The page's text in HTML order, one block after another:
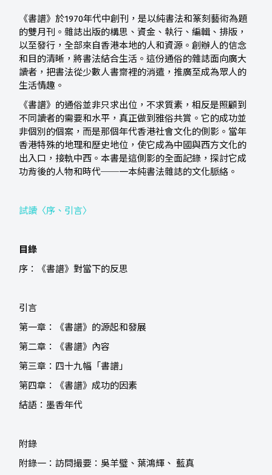
《書譜》於1970年代中創刊，是以純書法和篆刻藝術為題
的雙月刊。雜誌出版的構思、資金、執行、編輯、排版，
以至發行，全部來自香港本地的人和資源。創辦人的信念
和目的清晰，將書法結合生活。這份通俗的雜誌面向廣大
讀者，把書法從少數人書齋裡的消遣，推廣至成為眾人的
生活情趣。
《書譜》的通俗並非只求出位，不求質素，相反是照顧到
不同讀者的需要和水平，真正做到雅俗共賞。它的成功並
非個別的個案，而是那個年代香港社會文化的側影。當年
香港特殊的地理和歷史地位，使它成為中國與西方文化的
出入口，接軌中西。本書是這側影的全面記錄，探討它成
功背後的人物和時代──一本純書法雜誌的文化脈絡。
試讀〈序、引言〉
目錄
序：《書譜》對當下的反思
引言
第一章：《書譜》的源起和發展
第二章：《書譜》內容
第三章：四十九幅「書譜」
第四章：《書譜》成功的因素
結語：墨香年代
附錄
附錄一：訪問撮要：吳羊璧、葉鴻輝、 藍真